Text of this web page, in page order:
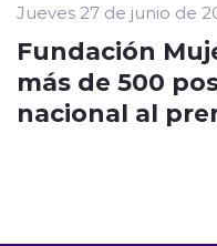
Jueves 27 de junio de
Fundación
más de 500
nacional al